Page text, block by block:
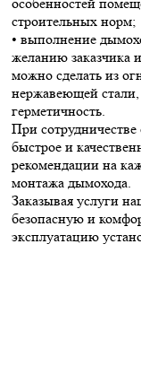
строительных норм;
• выполнение
желанию заказчика
можно сделать из
нержавеющей стали,
герметичность.
При
быстрое и
рекомендации на
монтажа дымохода.
Заказывая услуги
безопасную и
эксплуатацию